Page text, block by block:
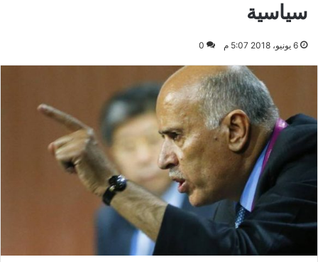
سياسية
6 يونيو، 2018 5:07 م 0